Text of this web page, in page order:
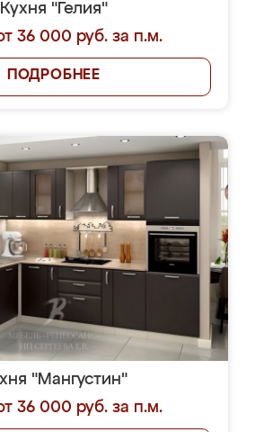
Кухня "Гелия"
36 000 руб. за п.м.
ПОДРОБНЕЕ
"Мангустин"
36 000 руб. за п.м.